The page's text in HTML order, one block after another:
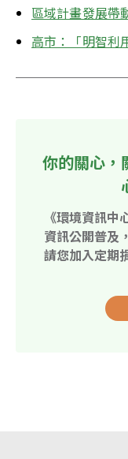
區域計畫發展帶
高市：「明智利
你的關心
《環境資訊
資訊公開普及
請您加入定期